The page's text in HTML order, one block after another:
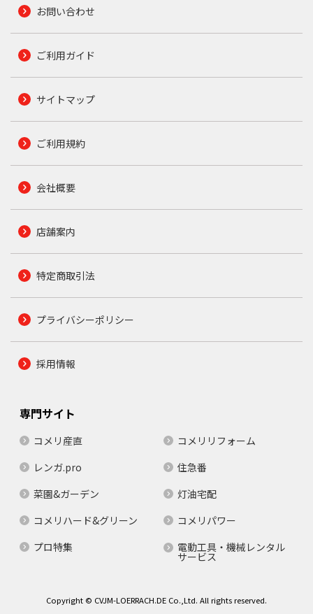
お問い合わせ
ご利用ガイド
サイトマップ
ご利用規約
会社概要
店舗案内
特定商取引法
プライバシーポリシー
採用情報
専門サイト
コメリ産直
コメリリフォーム
レンガ.pro
住急番
菜園&ガーデン
灯油宅配
コメリハード&グリーン
コメリパワー
プロ特集
電動工具・機械レンタル
サービス
Copyright © CVJM-LOERRACH.DE Co.,Ltd. All rights reserved.